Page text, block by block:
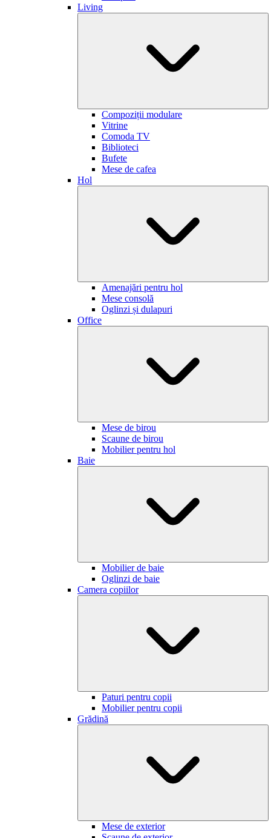
Living
Compoziții modulare
Vitrine
Comoda TV
Biblioteci
Bufete
Mese de cafea
Hol
Amenajări pentru hol
Mese consolă
Oglinzi și dulapuri
Office
Mese de birou
Scaune de birou
Mobilier pentru hol
Baie
Mobilier de baie
Oglinzi de baie
Camera copiilor
Paturi pentru copii
Mobilier pentru copii
Grădină
Mese de exterior